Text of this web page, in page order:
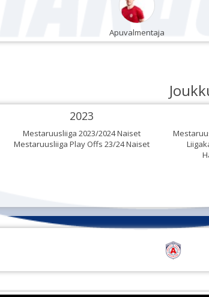
Apuvalmentaja
2023
Mestaruusliiga 2023/2024 Naiset
Mestaruusliiga Play Offs 23/24 Naiset